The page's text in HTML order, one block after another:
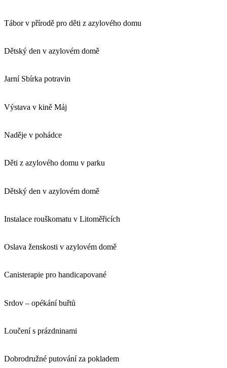
Tábor v přírodě pro děti z azylového domu
Dětský den v azylovém domě
Jarní Sbírka potravin
Výstava v kině Máj
Naděje v pohádce
Děti z azylového domu v parku
Dětský den v azylovém domě
Instalace rouškomatu v Litoměřicích
Oslava ženskosti v azylovém domě
Canisterapie pro handicapované
Srdov – opékání buřtů
Loučení s prázdninami
Dobrodružné putování za pokladem